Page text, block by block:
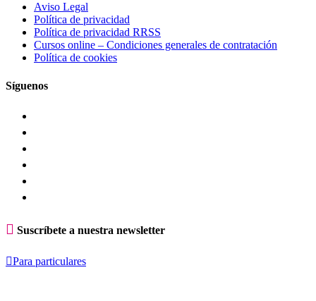
Aviso Legal
Política de privacidad
Política de privacidad RRSS
Cursos online – Condiciones generales de contratación
Política de cookies
Síguenos
 Suscríbete a nuestra newsletter
Para particulares